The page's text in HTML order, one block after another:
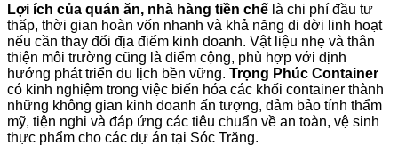
Lợi ích của quán ăn, nhà hàng tiền chế là chi phí đầu tư
thấp, thời gian hoàn vốn nhanh và khả năng di dời linh hoạt
nếu cần thay đổi địa điểm kinh doanh. Vật liệu nhẹ và thân
thiện môi trường cũng là điểm cộng, phù hợp với định
hướng phát triển du lịch bền vững. Trọng Phúc Container
có kinh nghiệm trong việc biến hóa các khối container thành
những không gian kinh doanh ấn tượng, đảm bảo tính thẩm
mỹ, tiện nghi và đáp ứng các tiêu chuẩn về an toàn, vệ sinh
thực phẩm cho các dự án tại Sóc Trăng.